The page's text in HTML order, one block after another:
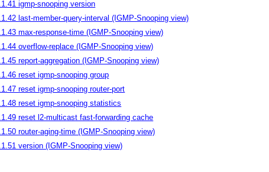
igmp-snooping version
last-member-query-interval (IGMP-Snooping view)
max-response-time (IGMP-Snooping view)
overflow-replace (IGMP-Snooping view)
report-aggregation (IGMP-Snooping view)
‌reset igmp-snooping group
reset igmp-snooping router-port
reset igmp-snooping statistics
reset l2-multicast fast-forwarding cache
router-aging-time (IGMP-Snooping view)
version (IGMP-Snooping view)